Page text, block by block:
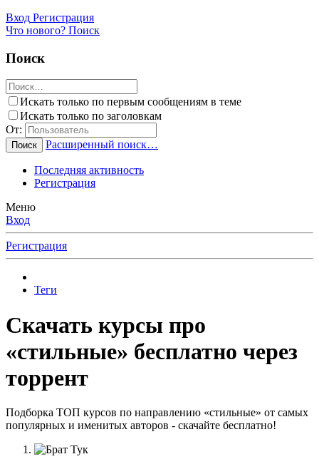
Вход Регистрация
Что нового? Поиск
Поиск
Искать только по первым сообщениям в теме
Искать только по заголовкам
От:
Поиск Расширенный поиск…
Последняя активность
Регистрация
Меню
Вход
Регистрация
Теги
Скачать курсы про
«стильные» бесплатно через
торрент
Подборка ТОП курсов по направлению «стильные» от самых
популярных и именитых авторов - скачайте бесплатно!